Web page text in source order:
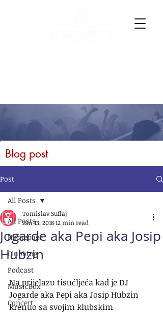
Blog post
Post
All Posts
Homepage
Clubbing
Podcast
MusicBox
Concert
All Posts
Jogarde aka Pepi aka Josip
Hubzin
Tomislav Suflaj
Jan 13, 201812 min read
Na prijelazu tisućljeća kad je DJ
Jogarde aka Pepi aka Josip Hubzin
krenuo sa svojim klubskim